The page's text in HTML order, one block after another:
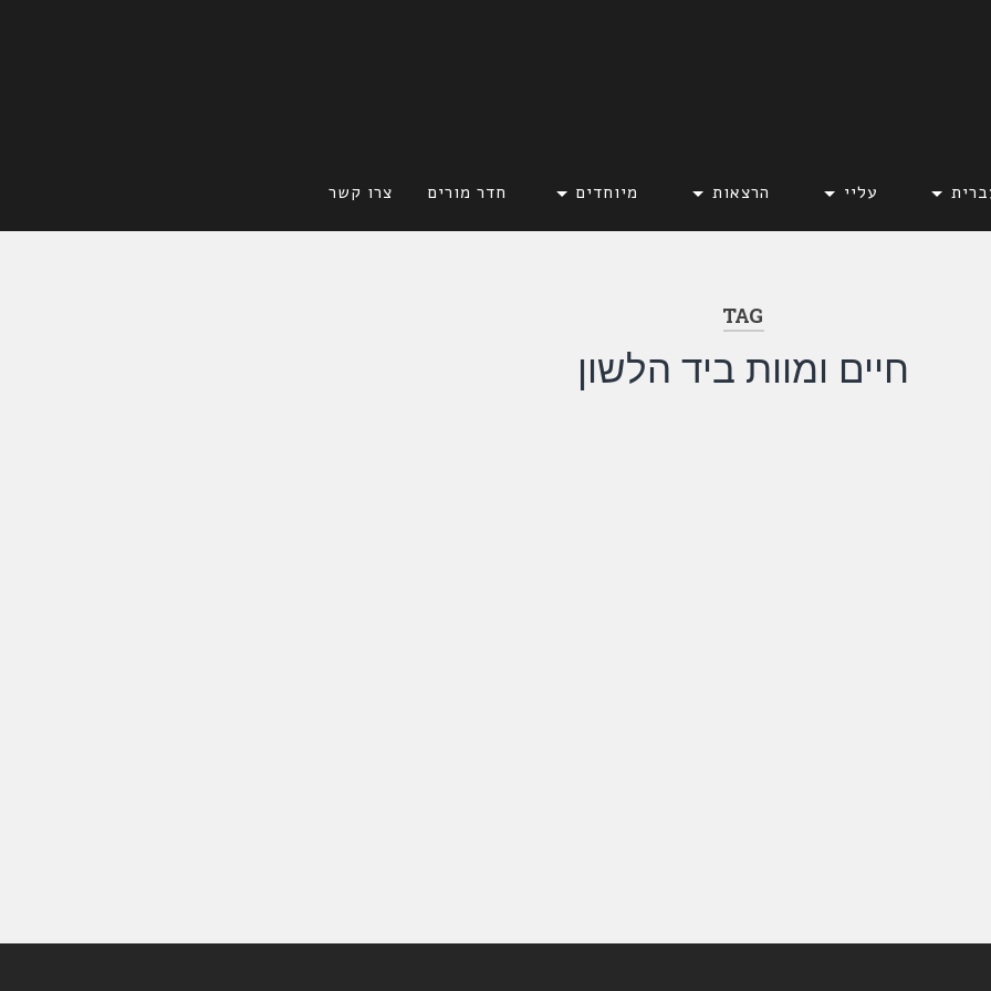
עליי הרצאות מיוחדים חדר מורים צרו קשר
TAG
חיים ומוות ביד הלשון